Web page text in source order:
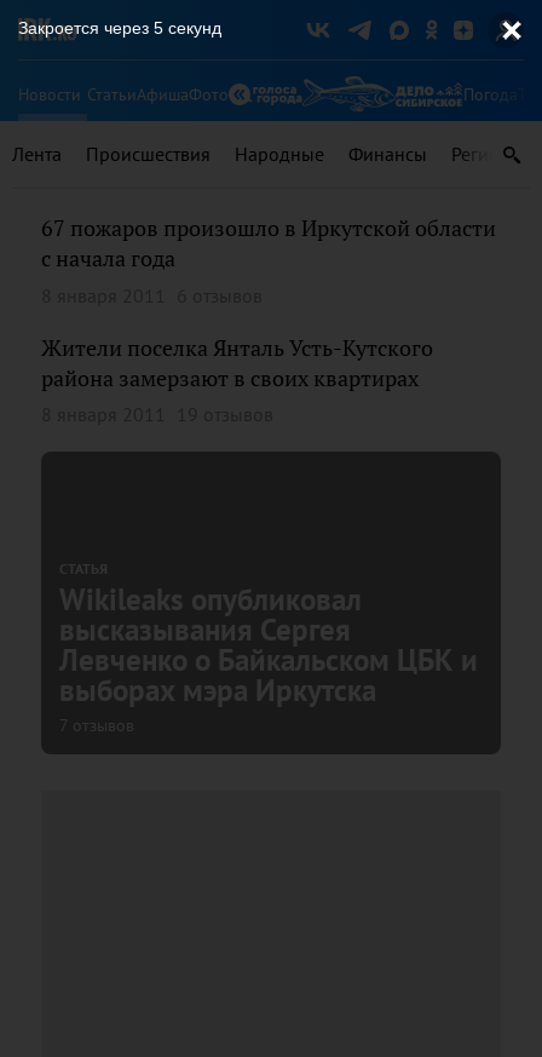
Новости СтатьиАфишаФото Погода
Лента Происшествия Народные Финансы Регионы
67 пожаров произошло в Иркутской области
с начала года
Жители поселка Янталь Усть-Кутского
района замерзают в своих квартирах
СТАТЬЯ
Wikileaks опубликовал
высказывания Сергея
Левченко о Байкальском ЦБК и
выборах мэра Иркутска
7 отзывов
Закроется через 5 секунд